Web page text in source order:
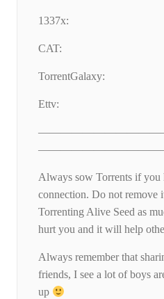
1337x:
CAT:
TorrentGalaxy:
Ettv:
Always sow Torrents if you
connection. Do not remove
Torrenting Alive Seed as
hurt you and it will help
Always remember that
friends, I see a lot of boys
up